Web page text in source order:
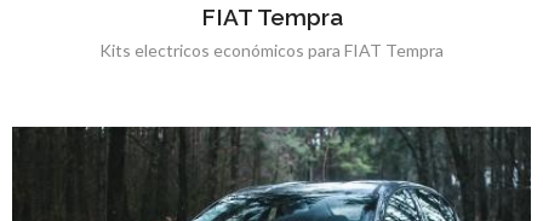
FIAT Tempra
Kits electricos económicos para FIAT Tempra